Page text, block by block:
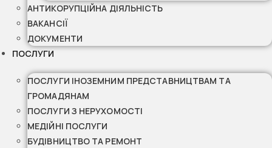
АНТИКОРУПЦІЙНА ДІЯЛЬНІСТЬ
ВАКАНСІЇ
ДОКУМЕНТИ
ПОСЛУГИ
ПОСЛУГИ ІНОЗЕМНИМ ПРЕДСТАВНИЦТВАМ ТА
ГРОМАДЯНАМ
ПОСЛУГИ З НЕРУХОМОСТІ
МЕДІЙНІ ПОСЛУГИ
БУДІВНИЦТВО ТА РЕМОНТ